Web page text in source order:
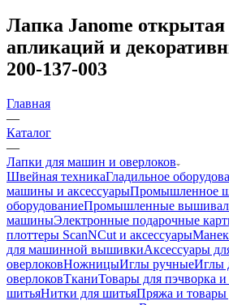
Лапка Janome открытая
апликаций и
200-137-003
Главная
—
Каталог
—
Лапки для машин и оверлоков
Швейная техникаГладильное
машины и аксессуарыПромышленное
оборудованиеПромышленные
машиныЭлектронные подарочные
плоттеры ScanNCut и аксессуары
для машинной вышивкиАксессуары
оверлоковНожницыИглы ручныеИглы
оверлоковТканиТовары для пэчворка и
шитьяНитки для шитьяПряжа и товары